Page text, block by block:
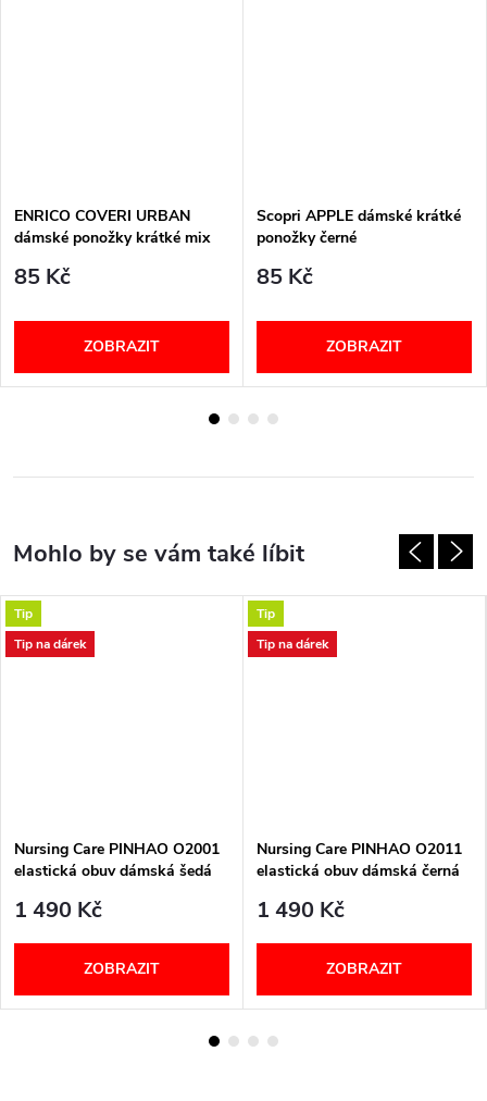
ENRICO COVERI URBAN
dámské ponožky krátké mix
85 Kč
ZOBRAZIT
Scopri APPLE dámské krátké
ponožky černé
85 Kč
ZOBRAZIT
Tip
Tip na dárek
Nursing Care PINHAO O2001
elastická obuv dámská šedá
1 490 Kč
ZOBRAZIT
Tip
Tip na dárek
Nursing Care PINHAO O2011
elastická obuv dámská černá
1 490 Kč
ZOBRAZIT